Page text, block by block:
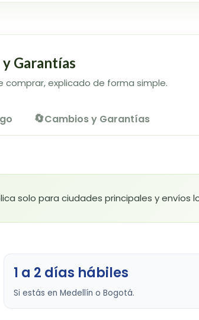
y Garantías
explicado de forma simple.
🔄Cambios y Garantías
solo para ciudades principales y envíos
1 a 2 días hábiles
Si estás en Medellín o Bogotá.